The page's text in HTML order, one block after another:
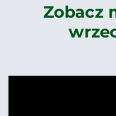
Zobacz